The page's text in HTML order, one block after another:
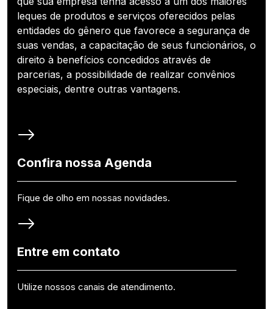
leques de produtos e serviços oferecidos pelas
entidades do gênero que favorece a segurança de
suas vendas, a capacitação de seus funcionários, o
direito à benefícios concedidos através de
parcerias, a possibilidade de realizar convênios
especiais, dentre outras vantagens.
Confira nossa Agenda
Fique de olho em nossas novidades.
Entre em contato
Utilize nossos canais de atendimento.